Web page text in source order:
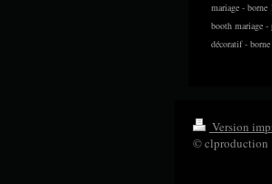
mariage -
booth mariage
décoratif -
Version
© clproduction